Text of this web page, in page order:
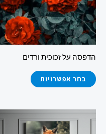
הדפסה על זכוכית ורדים
בחר אפשרויות
סוגים.
ניתן
לבחור
האפשרויות
בעמוד
למוצר
זה